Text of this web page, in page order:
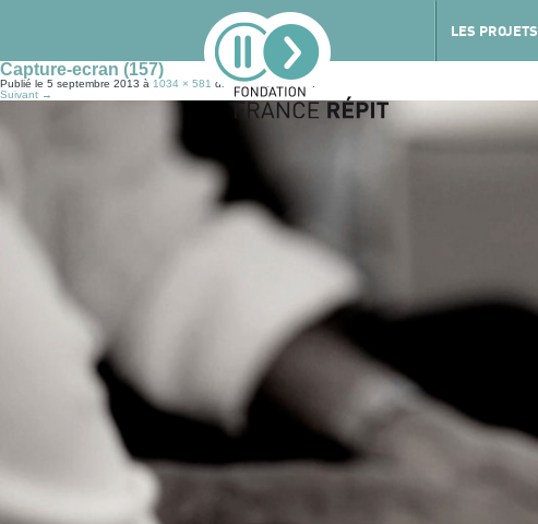
LES PROJETS
Capture-ecran (157)
Publié le 5 septembre 2013 à 1034 × 581 dansTémoignages
Suivant →